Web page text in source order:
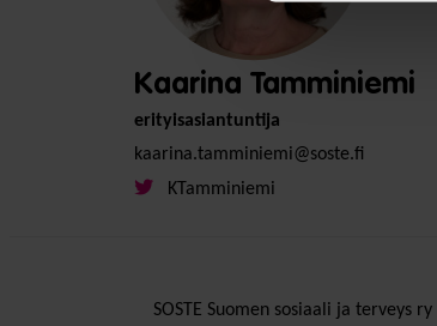
Kaarina Tamminiemi
erityisasiantuntija
kaarina.tamminiemi@soste.fi
KTamminiemi
SOSTE Suomen sosiaali ja terveys ry